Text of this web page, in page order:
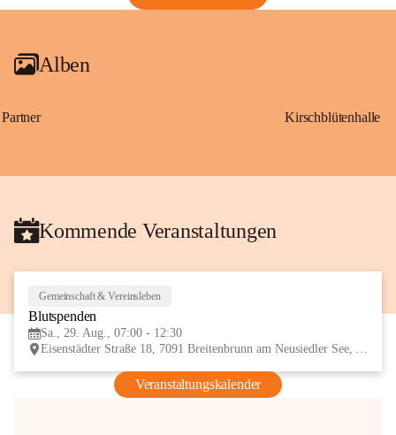
Alben
Partner Kirschblütenhalle
Kommende Veranstaltungen
Gemeinschaft & Vereinsleben
Blutspenden
Sa., 29. Aug., 07:00 - 12:30
Eisenstädter Straße 18, 7091 Breitenbrunn am Neusiedler See, AUT
Veranstaltungskalender